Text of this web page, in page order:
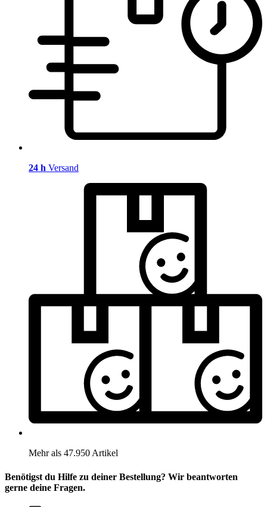
24 h Versand
Mehr als 47.950 Artikel
Benötigst du Hilfe zu deiner Bestellung? Wir beantworten
gerne deine Fragen.